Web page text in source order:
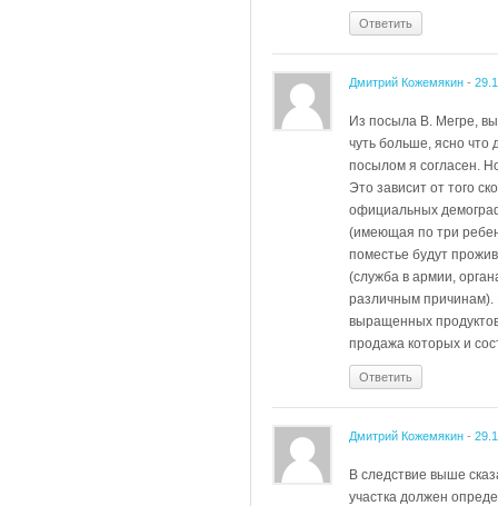
Ответить
Дмитрий Кожемякин -
Из посыла В. Мегре,
чуть больше, ясно
посылом я согласен.
Это зависит от того
официальных
(имеющая по три
поместье будут
(служба в армии,
различным причинам).
выращенных
продажа которых и
Ответить
Дмитрий Кожемякин -
В следствие выше
участка должен